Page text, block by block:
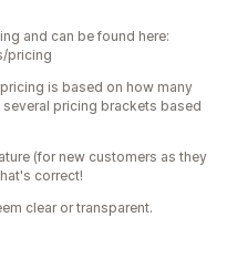
and can be found here:
pricing
is based on how many
pricing brackets based
(for new customers as they
correct!
clear or transparent.